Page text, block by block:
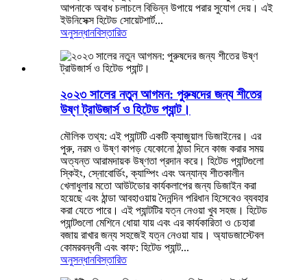
আপনাকে অবাধ চলাচলে বিভিন্ন উপায়ে পরার সুযোগ দেয়। এই
ইউনিসেক্স হিটেড সোয়েটশার্ট...
অনুসন্ধানবিস্তারিত
২০২৩ সালের নতুন আগমন: পুরুষদের জন্য শীতের
উষ্ণ ট্রাউজার্স ও হিটেড প্যান্ট।
মৌলিক তথ্য: এই প্যান্টটি একটি ক্যাজুয়াল ডিজাইনের। এর
পুরু, নরম ও উষ্ণ কাপড় যেকোনো ঠান্ডা দিনে কাজ করার সময়
অত্যন্ত আরামদায়ক উষ্ণতা প্রদান করে। হিটেড প্যান্টগুলো
স্কিইং, স্নোবোর্ডিং, ক্যাম্পিং এবং অন্যান্য শীতকালীন
খেলাধুলার মতো আউটডোর কার্যকলাপের জন্য ডিজাইন করা
হয়েছে এবং ঠান্ডা আবহাওয়ায় দৈনন্দিন পরিধান হিসেবেও ব্যবহার
করা যেতে পারে। এই প্যান্টটির যত্ন নেওয়া খুব সহজ। হিটেড
প্যান্টগুলো মেশিনে ধোয়া যায় এবং এর কার্যকারিতা ও চেহারা
বজায় রাখার জন্য সহজেই যত্ন নেওয়া যায়। অ্যাডজাস্টেবল
কোমরবন্ধনী এবং কাফ: হিটেড প্যান্ট...
অনুসন্ধানবিস্তারিত